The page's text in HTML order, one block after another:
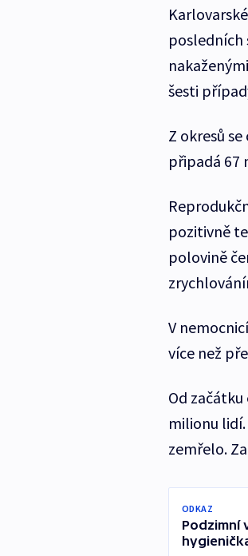
posledních
šesti
Z okresů
připadá 67
pozitivně
polovině
V
více než
Od
milionu lidí.
zemřelo.
ODKAZ
Podzimní